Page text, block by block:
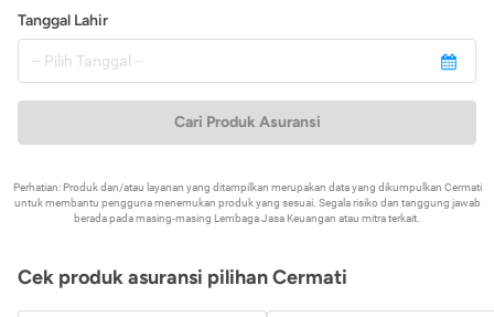
Tanggal Lahir
Cari Produk Asuransi
Perhatian: Produk dan/atau layanan yang ditampilkan merupakan data yang dikumpulkan Cermati
untuk membantu pengguna menemukan produk yang sesuai. Segala risiko dan tanggung jawab
berada pada masing-masing Lembaga Jasa Keuangan atau mitra terkait.
Cek produk asuransi pilihan Cermati